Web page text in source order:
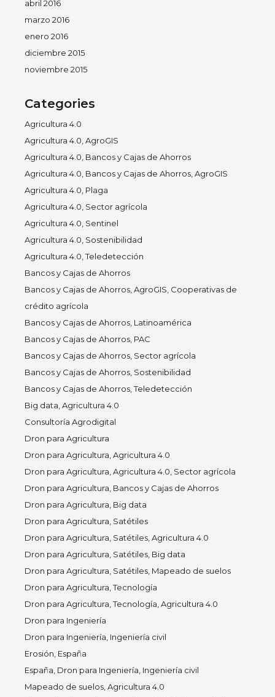
abril 2016
marzo 2016
enero 2016
diciembre 2015
noviembre 2015
Categories
Agricultura 4.0
Agricultura 4.0, AgroGIS
Agricultura 4.0, Bancos y Cajas de Ahorros
Agricultura 4.0, Bancos y Cajas de Ahorros, AgroGIS
Agricultura 4.0, Plaga
Agricultura 4.0, Sector agrícola
Agricultura 4.0, Sentinel
Agricultura 4.0, Sostenibilidad
Agricultura 4.0, Teledetección
Bancos y Cajas de Ahorros
Bancos y Cajas de Ahorros, AgroGIS, Cooperativas de
crédito agrícola
Bancos y Cajas de Ahorros, Latinoamérica
Bancos y Cajas de Ahorros, PAC
Bancos y Cajas de Ahorros, Sector agrícola
Bancos y Cajas de Ahorros, Sostenibilidad
Bancos y Cajas de Ahorros, Teledetección
Big data, Agricultura 4.0
Consultoría Agrodigital
Dron para Agricultura
Dron para Agricultura, Agricultura 4.0
Dron para Agricultura, Agricultura 4.0, Sector agrícola
Dron para Agricultura, Bancos y Cajas de Ahorros
Dron para Agricultura, Big data
Dron para Agricultura, Satétiles
Dron para Agricultura, Satétiles, Agricultura 4.0
Dron para Agricultura, Satétiles, Big data
Dron para Agricultura, Satétiles, Mapeado de suelos
Dron para Agricultura, Tecnología
Dron para Agricultura, Tecnología, Agricultura 4.0
Dron para Ingeniería
Dron para Ingeniería, Ingeniería civil
Erosión, España
España, Dron para Ingeniería, Ingeniería civil
Mapeado de suelos, Agricultura 4.0